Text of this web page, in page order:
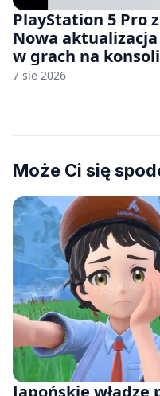
PlayStation 5 Pro
Nowa
w grach na
7 sie 2026
Może Ci się